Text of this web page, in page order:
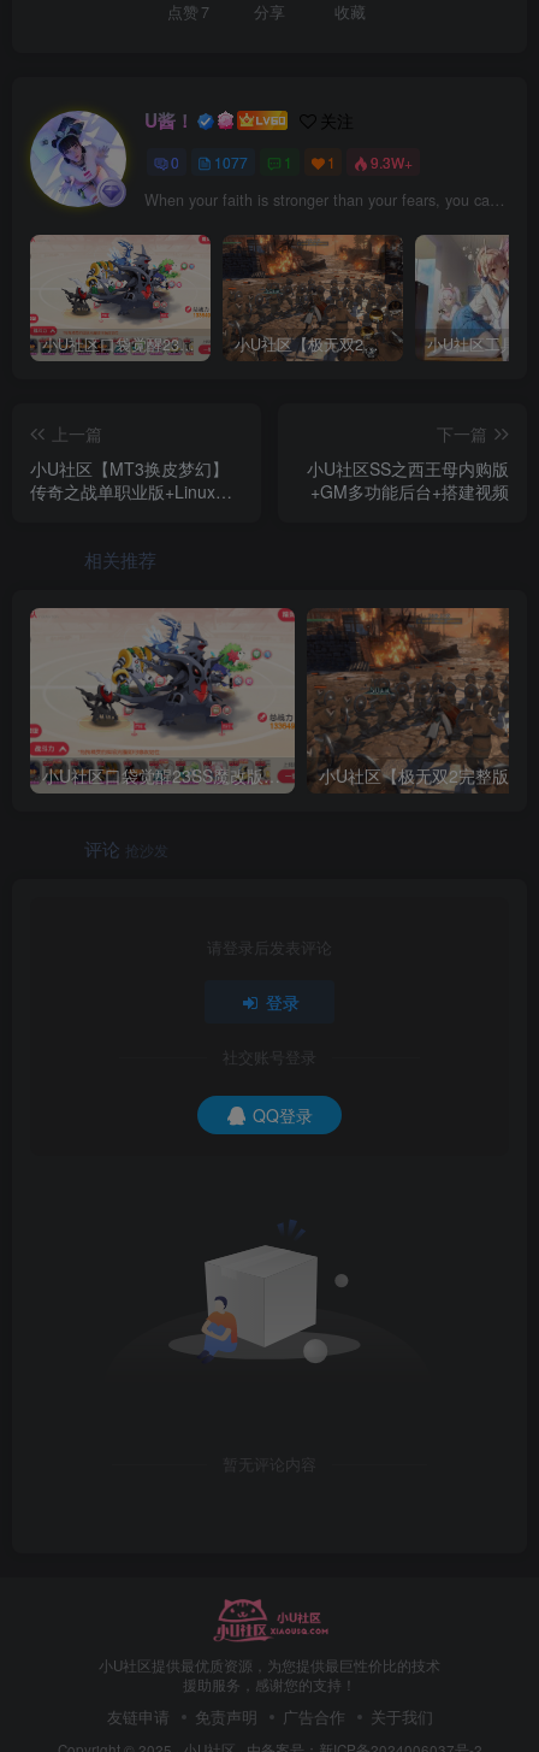
点赞 7 分享 收藏
U酱！ 关注
0 1077 1 1 9.3W+
When your faith is stronger than your fears, you can make your dreams happen.
小U社区口袋觉醒23SS魔改版服务端横版卡牌手游+Linux手工服务端+GM授权后台+搭建视频 小U社区【极无双2完整版】3D动作ARPG手游+Linux学习手工端+GM授权后台+视频教程
上一篇
小U社区【MT3换皮梦幻】
传奇之战单职业版+Linux本
下一篇
小U社区SS之西王母内购版
+GM多功能后台+搭建视频
相关推荐
小U社区口袋觉醒23SS魔改版服务端横版卡牌手游+Linux手工服务端+GM授权后台+搭建视频
评论 抢沙发
请登录后发表评论
登录
社交账号登录
QQ登录
暂无评论内容
小U社区提供最优质资源，为您提供最巨性价比的技术
援助服务，感谢您的支持！
友链申请 免责声明 广告合作 关于我们